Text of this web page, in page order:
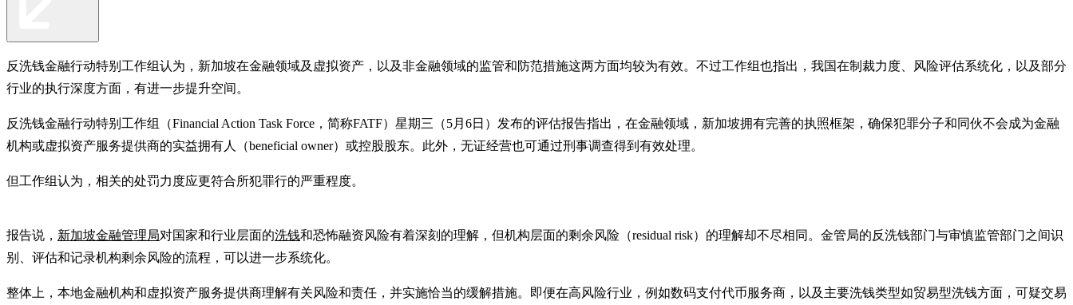
反洗钱金融行动特别工作组认为，新加坡在金融领域及虚拟资产，以及非金融领域的监管和防范措施这两方面均较为有效。不过工作组也指出，我国在制裁力度、风险评估系统化，以及部分
行业的执行深度方面，有进一步提升空间。
反洗钱金融行动特别工作组（Financial Action Task Force，简称FATF）星期三（5月6日）发布的评估报告指出，在金融领域，新加坡拥有完善的执照框架，确保犯罪分子和同伙不会成为金融
机构或虚拟资产服务提供商的实益拥有人（beneficial owner）或控股股东。此外，无证经营也可通过刑事调查得到有效处理。
但工作组认为，相关的处罚力度应更符合所犯罪行的严重程度。
报告说， 新加坡金融管理局对国家和行业层面的洗钱和恐怖融资风险有着深刻的理解，但机构层面的剩余风险（residual risk）的理解却不尽相同。金管局的反洗钱部门与审慎监管部门之间识
别、评估和记录机构剩余风险的流程，可以进一步系统化。
整体上，本地金融机构和虚拟资产服务提供商理解有关风险和责任，并实施恰当的缓解措施。即便在高风险行业，例如数码支付代币服务商，以及主要洗钱类型如贸易型洗钱方面，可疑交易